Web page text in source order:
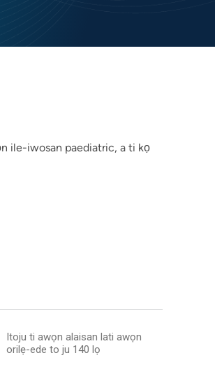
ile-iwosan paediatric, a ti kọ
Itoju ti awọn alaisan lati awọn
orilẹ-ede to ju 140 lọ